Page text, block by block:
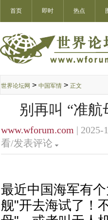
首页 即时 热点
世界论坛网 > 中国军情 > 正文
别再叫 “准航
www.wforum.com | 2025-
看/发表评论
最近中国海军有
舰"开去海试了！